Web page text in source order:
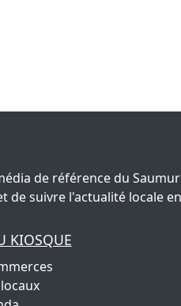
de référence du
de suivre l'actualité locale
KIOSQUE